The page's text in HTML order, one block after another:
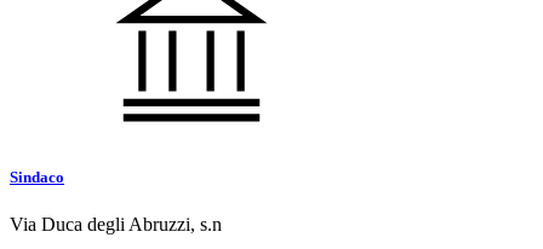
Sindaco
Via Duca degli Abruzzi, s.n